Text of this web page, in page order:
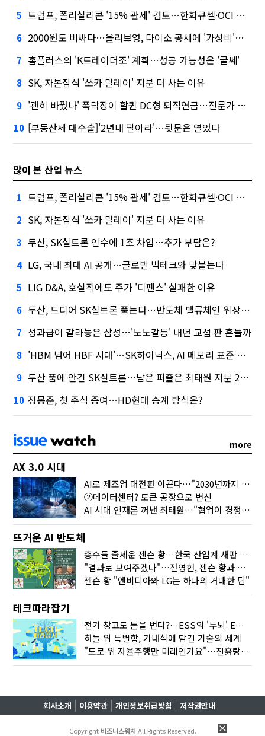
5 트럼프, 폴리실리콘 '15% 관세' 검토…한화큐셀·OCI 영향은?
6 2000원도 비싸다…올리브영, 다이소 공세에 '가성비'로 맞불
7 홈플러스의 'K트레이더조' 계획…성공 가능성은 '글쎄'
8 SK, 자본잠식 '쏘카 말레이' 지분 더 사는 이유
9 '괜히 바꿨나' 폭락장이 할퀸 DC형 퇴직연금…전문가 조언은
10 [부동산세 대수술]'2년내 팔아라'…뒷문은 열었다
많이 본 산업 뉴스
1 트럼프, 폴리실리콘 '15% 관세' 검토…한화큐셀·OCI 영향은?
2 SK, 자본잠식 '쏘카 말레이' 지분 더 사는 이유
3 두산, SK실트론 인수에 1조 차입…추가 부담은?
4 LG, 국내 최대 AI 공개…글로벌 빅테크와 맞붙는다
5 LIG D&A, 호실적에도 주가 '디펜스' 실패한 이유
6 두산, 드디어 SK실트론 품는다…반도체 밸류체인 위상 강화
7 성과급이 갈라놓은 삼성…'노노갈등' 내년 교섭 판 흔들까
8 'HBM 넘어 HBF 시대'…SK하이닉스, AI 메모리 표준 선점 나섰다
9 두산 품에 안긴 SK실트론…남은 퍼즐은 최태원 지분 29.4%
10 정몽준, 첫 주식 증여…HD현대 승계 방식은?
more
AX 3.0 시대
AI로 제조업 대전환 이끈다…"2030년까지 민관합동 20조 투자"
②데이터센터? 토큰 공장으로 변신
AI 시대 인재론 꺼낸 최태원…"협업이 경쟁력"
뜨거운 AI 반도체
총수들 줄세운 젠슨 황…한국 산업계 새판 짰다
"결과로 보여주겠다"…전영현, 젠슨 황과 HBM5 논의
젠슨 황 "엔비디아와 LG는 하나의 거대한 팀"
테크따라잡기
전기 창고도 돈을 번다?…ESS의 '두뇌' EMO가 뭐길래
하늘 위 특별함, 기내식에 담긴 기술의 세계
"도로 위 자율주행만 미래인가요"…진흙탕서 길 내는 HD현대 AI 기술
회사소개 이용약관 개인정보취급방침 저작권안내
Copyright 비즈니스워치 All Rights Reserved.